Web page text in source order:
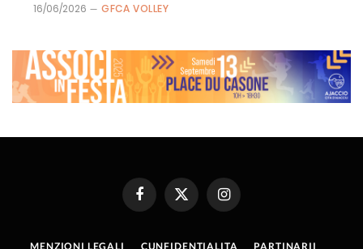
16/06/2026 GFCA VOLLEY
FacebookX
(Twitter)
Instagram
MENZIONI LEGALI CUNFIDENTIALITA PARTINARII